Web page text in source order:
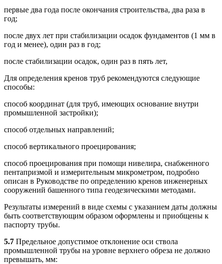
первые два года после окончания строительства, два раза в
год;
после двух лет при стабилизации осадок фундаментов (1 мм в
год и менее), один раз в год;
после стабилизации осадок, один раз в пять лет,
Для определения кренов труб рекомендуются следующие
способы:
способ координат (для труб, имеющих основание внутри
промышленной застройки);
способ отдельных направлений;
способ вертикального проецирования;
способ проецирования при помощи нивелира, снабженного
пентапризмой и измерительным микрометром, подробно
описан в Руководстве по определению кренов инженерных
сооружений башенного типа геодезическими методами.
Результаты измерений в виде схемы с указанием даты должны
быть соответствующим образом оформлены и приобщены к
паспорту трубы.
5.7 Предельное допустимое отклонение оси ствола
промышленной трубы на уровне верхнего обреза не должно
превышать, мм: